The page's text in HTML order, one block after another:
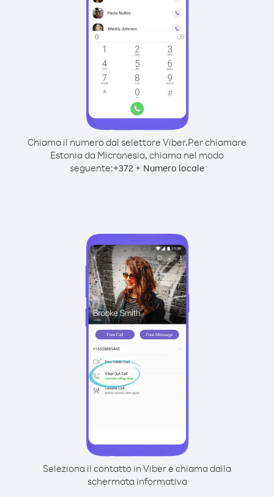
Chiama il numero dal selettore Viber.Per chiamare
Estonia da Micronesia, chiama nel modo
seguente:+372 + Numero locale
Seleziona il contatto in Viber e chiama dalla
schermata informativa